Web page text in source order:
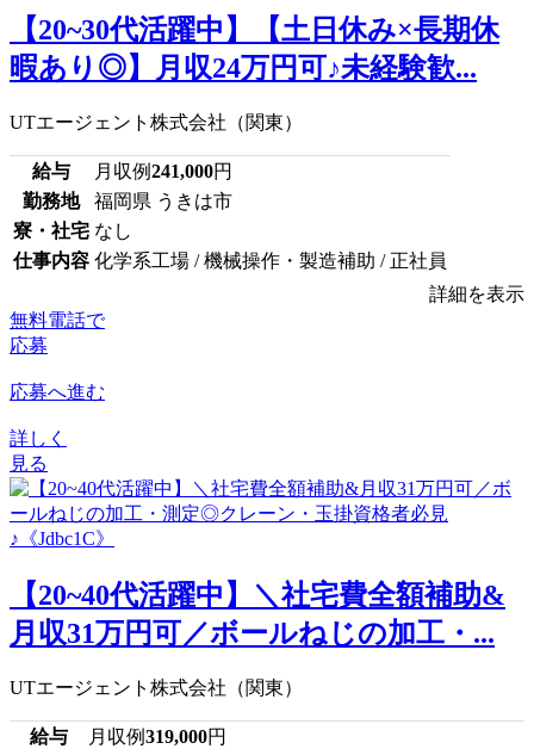
【20~30代活躍中】【土日休み×長期休
暇あり◎】月収24万円可♪未経験歓...
UTエージェント株式会社（関東）
給与 月収例241,000円
勤務地
福岡県 うきは市
寮・社宅 なし
仕事内容 化学系工場 / 機械操作・製造補助 / 正社員
詳細を表示
無料電話で
応募
応募へ進む
詳しく
見る
【20~40代活躍中】＼社宅費全額補助&
月収31万円可／ボールねじの加工・...
UTエージェント株式会社（関東）
給与 月収例319,000円